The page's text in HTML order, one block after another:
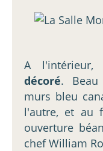
A l'intérieur,
décoré. Beau
murs bleu
l'autre, et au
ouverture
chef William